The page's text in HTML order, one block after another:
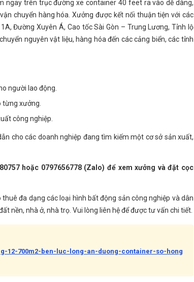
ngay trên trục đường xe container 40 feet ra vào dễ dàng,
chuyển hàng hóa. Xưởng được kết nối thuận tiện với các
Đường Xuyên Á, Cao tốc Sài Gòn – Trung Lương, Tỉnh lộ
nguyên vật liệu, hàng hóa đến các cảng biển, các tỉnh
người lao động.
từng xưởng.
công nghiệp.
cho các doanh nghiệp đang tìm kiếm một cơ sở sản xuất,
hoặc 0797656778 (Zalo) để xem xưởng và đặt cọc
đa dạng các loại hình bất động sản công nghiệp và dân
nền, nhà ở, nhà trọ. Vui lòng liên hệ để được tư vấn chi tiết.
12-700m2-ben-luc-long-an-duong-container-so-hong